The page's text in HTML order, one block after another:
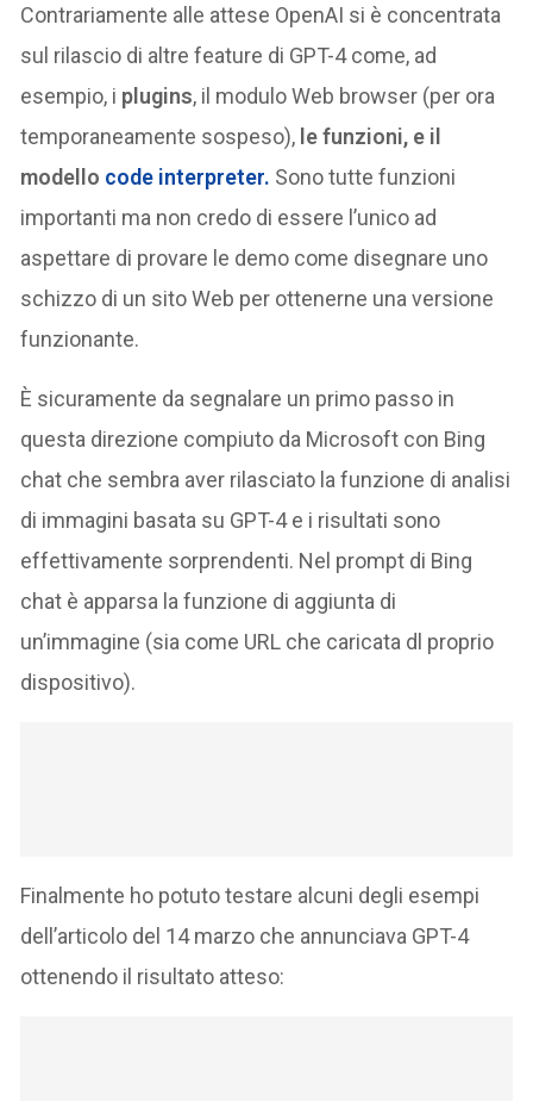
Contrariamente alle attese OpenAI si è concentrata
sul rilascio di altre feature di GPT-4 come, ad
esempio, i plugins, il modulo Web browser (per ora
temporaneamente sospeso), le funzioni, e il
modello code interpreter. Sono tutte funzioni
importanti ma non credo di essere l’unico ad
aspettare di provare le demo come disegnare uno
schizzo di un sito Web per ottenerne una versione
funzionante.
È sicuramente da segnalare un primo passo in
questa direzione compiuto da Microsoft con Bing
chat che sembra aver rilasciato la funzione di analisi
di immagini basata su GPT-4 e i risultati sono
effettivamente sorprendenti. Nel prompt di Bing
chat è apparsa la funzione di aggiunta di
un’immagine (sia come URL che caricata dl proprio
dispositivo).
Finalmente ho potuto testare alcuni degli esempi
dell’articolo del 14 marzo che annunciava GPT-4
ottenendo il risultato atteso: